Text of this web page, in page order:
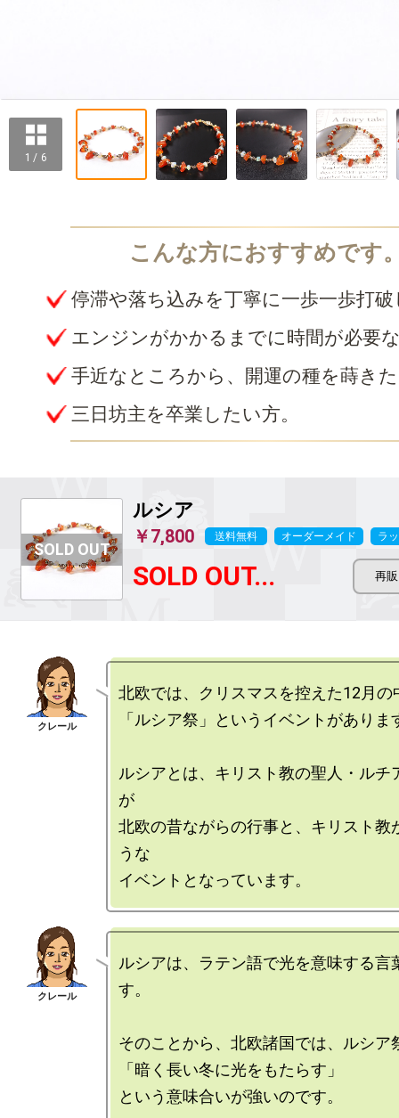
1 / 6
停滞や落ち込みを丁寧に一歩一歩打
エンジンがかかるまでに時間が必要
手近なところから、開運の種を蒔き
三日坊主を卒業したい方。
ルシア
￥7,800 送料無料 オーダーメイド ラ
SOLD OUT...
北欧では、クリスマスを控えた12月の
「ルシア祭」というイベントがありま
ルシアとは、キリスト教の聖人・ルチ
が
北欧の昔ながらの行事と、キリスト教
うな
ルシアは、ラテン語で光を意味する言
す。
そのことから、北欧諸国では、ルシア
「暗く長い冬に光をもたらす」
という意味合いが強いのです。